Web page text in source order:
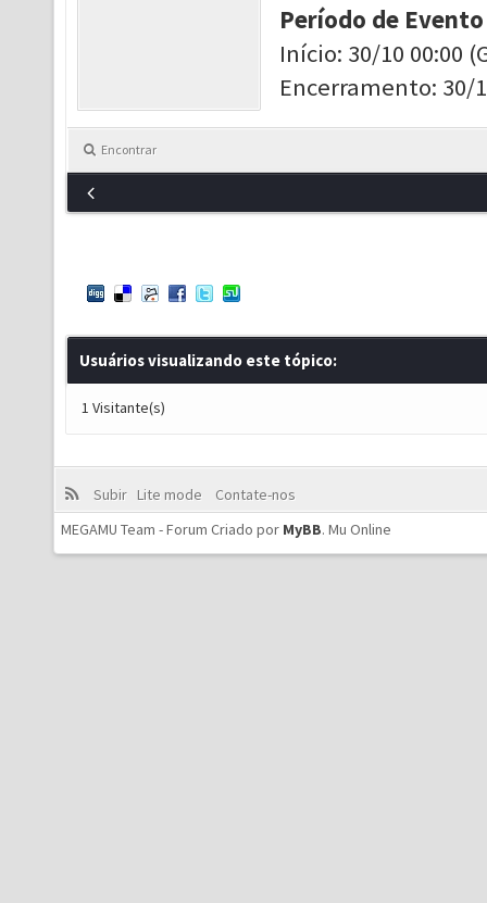
Período de Evento
Início: 30/10 00:00
Encerramento: 30/
Encontrar
Usuários visualizando este tópico:
1 Visitante(s)
Subir Lite mode
Contate-nos
MEGAMU Team - Forum Criado por MyBB. Mu Online